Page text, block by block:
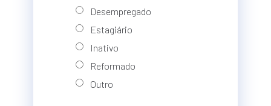
Desempregado
Estagiário
Inativo
Reformado
Outro